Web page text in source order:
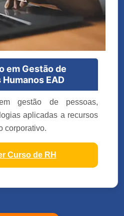
em Gestão de
EAD
gestão de pessoas,
aplicadas a recursos
corporativo.
Curso de RH